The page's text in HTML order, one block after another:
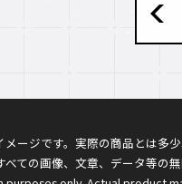
ージです。実際の商品とは多
ての画像、文章、データ等の